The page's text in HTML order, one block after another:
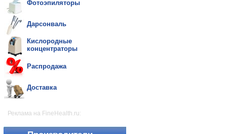
Фотоэпиляторы
Дарсонваль
Кислородные
концентраторы
Распродажа
Доставка
Реклама на FineHealth.ru: